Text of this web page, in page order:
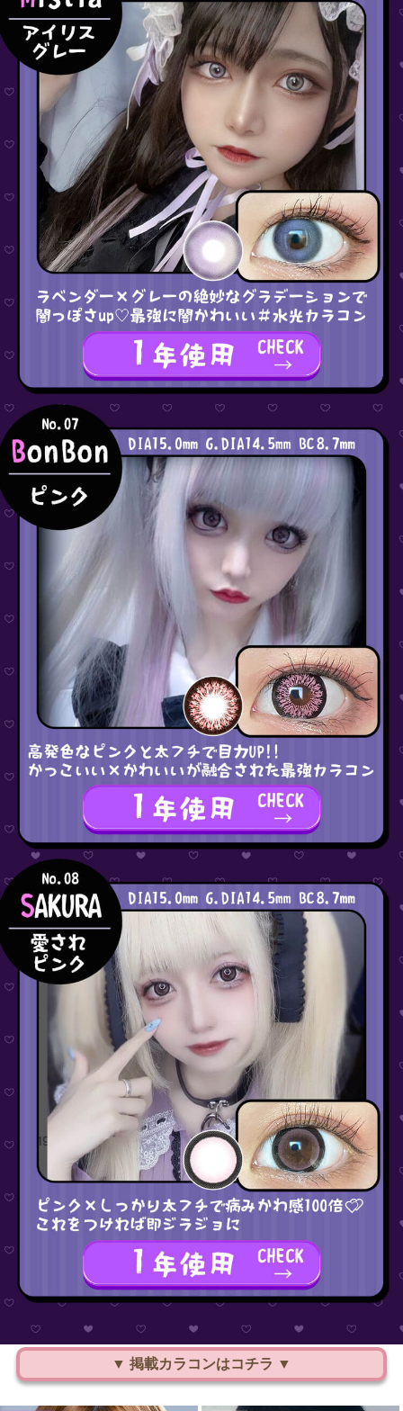
▼ 掲載カラコンはコチラ ▼